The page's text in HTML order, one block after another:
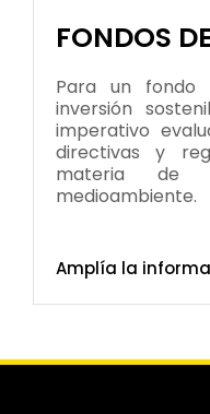
FONDOS
Para un fondo
inversión
imperativo
directivas y
materia de
medioambiente.
Amplía la